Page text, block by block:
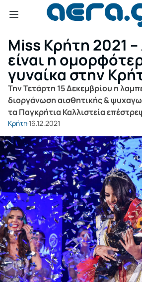
Miss Κρήτη 2021
είναι η
γυναίκα στην
Την Τετάρτη 15 Δεκεμβρίου η
διοργάνωση αισθητικής &
τα Παγκρήτια Καλλιστεία
Κρήτη16.12.2021